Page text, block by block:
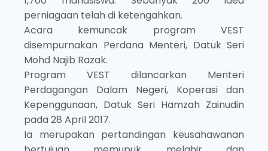
perniagaan telah di ketengahkan.
Acara kemuncak program VEST
disempurnakan Perdana Menteri, Datuk Seri
Mohd Najib Razak.
Program VEST dilancarkan Menteri
Perdagangan Dalam Negeri, Koperasi dan
Kepenggunaan, Datuk Seri Hamzah Zainudin
pada 28 April 2017.
Ia merupakan pertandingan keusahawanan